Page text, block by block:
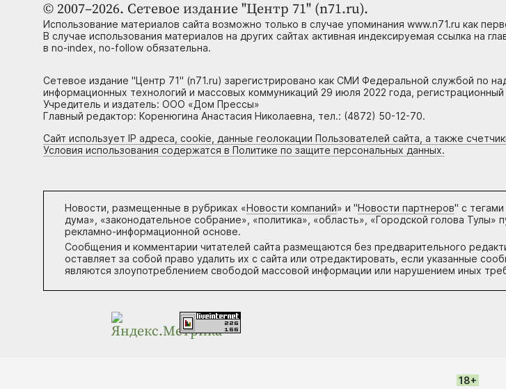
© 2007–2026. Сетевое издание "Центр 71" (n71.ru).
Использование материалов сайта возможно только в случае упоминания www.n71.ru как
В случае использования материалов на других сайтах активная индексируемая ссылка на
в no-index, no-follow обязательна.
Сетевое издание "Центр 71" (n71.ru) зарегистрировано как СМИ Федеральной службой по
информационных технологий и массовых коммуникаций 29 июля 2022 года,
Учредитель и издатель: ООО «Дом Прессы»
Главный редактор: Коренюгина Анастасия Николаевна, тел.: (4872) 50-12-70.
Сайт использует IP адреса, cookie, данные геолокации Пользователей сайта, а также
Условия использования содержатся в Политике по защите персональных данных.
Новости, размещенные в рубриках «Новости компаний» и "Новости партнеров" с
дума», «законодательное собрание», «политика», «область», «Городской голова Тулы»
рекламно-информационной основе.
Сообщения и комментарии читателей сайта размещаются без предварительного
оставляет за собой право удалить их с сайта или отредактировать, если указанные
являются злоупотреблением свободой массовой информации или нарушением иных
18+